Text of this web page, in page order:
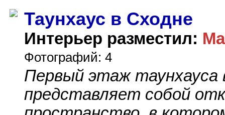
Таунхаус в Сходне
Интерьер разместил:
Фотографий: 4
Первый этаж таунхауса
представляет собой